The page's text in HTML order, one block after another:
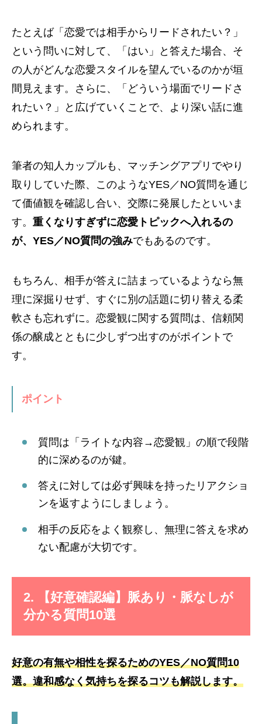
たとえば「恋愛では相手からリードされたい？」
という問いに対して、「はい」と答えた場合、そ
の人がどんな恋愛スタイルを望んでいるのかが垣
間見えます。さらに、「どういう場面でリードさ
れたい？」と広げていくことで、より深い話に進
められます。
筆者の知人カップルも、マッチングアプリでやり
取りしていた際、このようなYES／NO質問を通じ
て価値観を確認し合い、交際に発展したといいま
す。 重くなりすぎずに恋愛トピックへ入れるの
が、YES／NO質問の強みでもあるのです。
もちろん、相手が答えに詰まっているようなら無
理に深掘りせず、すぐに別の話題に切り替える柔
軟さも忘れずに。恋愛観に関する質問は、信頼関
係の醸成とともに少しずつ出すのがポイントで
す。
ポイント
質問は「ライトな内容→恋愛観」の順で段階
的に深めるのが鍵。
答えに対しては必ず興味を持ったリアクショ
ンを返すようにしましょう。
相手の反応をよく観察し、無理に答えを求め
ない配慮が大切です。
2. 【好意確認編】脈あり・脈なしが
分かる質問10選
好意の有無や相性を探るためのYES／NO質問10
選。違和感なく気持ちを探るコツも解説します。